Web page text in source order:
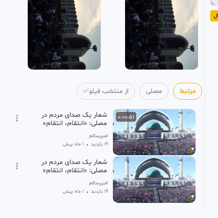
مرتبط مصلی از منتخب فیلو✅
0:00:51
شعار یک صدای مردم در
مصلی: «انتقام، انتقام»
امیرسالم
19 بازدید • 1 ماه پیش
شعار یک صدای مردم در
مصلی: «انتقام، انتقام»
امیرسالم
19 بازدید • 1 ماه پیش